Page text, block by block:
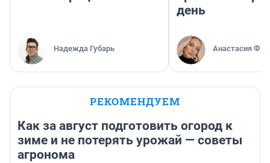
Надежда Губарь
день
Анастасия
РЕКОМЕНДУЕМ
Как за август подготовить огород к
зиме и не потерять урожай — советы
агронома